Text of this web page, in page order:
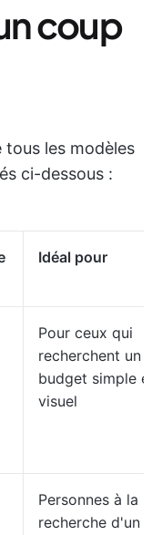
coup
tous les modèles
ci-dessous :
Idéal pour
Pour ceux qui
recherchent un
budget simple et
visuel
Personnes à la
recherche d'un